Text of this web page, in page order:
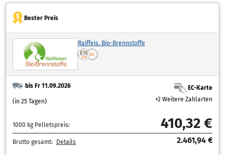
Bester Preis
Raiffeis. Bio-Brennstoffe
bis Fr 11.09.2026
(in 25 Tagen)
EC-Karte
+2 Weitere Zahlarten
1000 kg Pelletspreis: 410,32 €
Brutto gesamt: Details 2.461,94 €